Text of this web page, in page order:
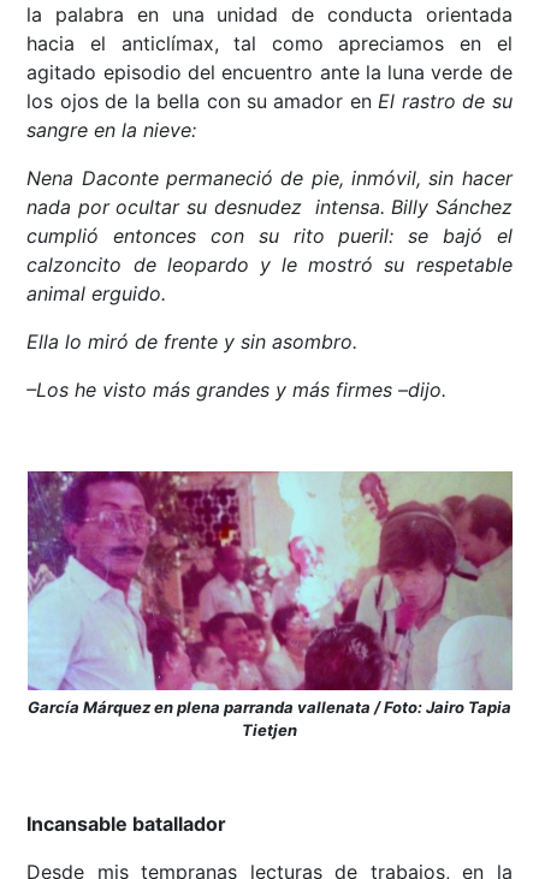
la palabra en una unidad de conducta orientada
hacia el anticlímax, tal como apreciamos en el
agitado episodio del encuentro ante la luna verde de
los ojos de la bella con su amador en El rastro de su
sangre en la nieve:
Nena Daconte permaneció de pie, inmóvil, sin hacer
nada por ocultar su desnudez intensa. Billy Sánchez
cumplió entonces con su rito pueril: se bajó el
calzoncito de leopardo y le mostró su respetable
animal erguido.
Ella lo miró de frente y sin asombro.
–Los he visto más grandes y más firmes –dijo.
García Márquez en plena parranda vallenata / Foto: Jairo Tapia
Tietjen
Incansable batallador
Desde mis tempranas lecturas de trabajos, en la